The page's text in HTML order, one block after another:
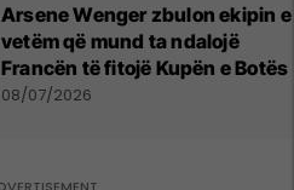
Arsene Wenger zbulon ekipin e
vetëm që mund ta ndalojë
Francën të fitojë Kupën e Botës
08/07/2026